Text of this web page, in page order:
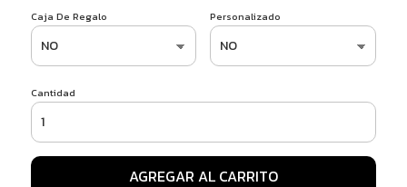
Caja De Regalo Personalizado
Cantidad
AGREGAR AL CARRITO